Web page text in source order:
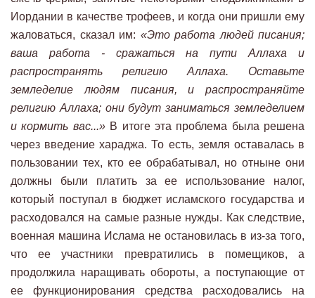
Иордании в качестве трофеев, и когда они пришли ему
жаловаться, сказал им: «Это работа людей писания;
ваша работа - сражаться на пути Аллаха и
распространять религию Аллаха. Оставьте
земледелие людям писания, и распространяйте
религию Аллаха; они будут заниматься земледелием
и кормить вас...»В итоге эта проблема была решена
через введение хараджа. То есть, земля оставалась в
пользовании тех, кто ее обрабатывал, но отныне они
должны были платить за ее использование налог,
который поступал в бюджет исламского государства и
расходовался на самые разные нужды. Как следствие,
военная машина Ислама не остановилась в из-за того,
что ее участники превратились в помещиков, а
продолжила наращивать обороты, а поступающие от
ее функционирования средства расходовались на